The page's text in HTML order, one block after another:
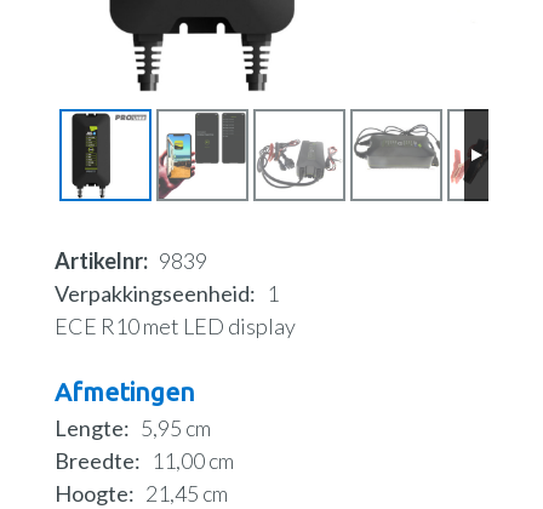
Artikelnr
9839
Verpakkingseenheid
1
ECE R10 met LED display
Afmetingen
Lengte
5,95 cm
Breedte
11,00 cm
Hoogte
21,45 cm